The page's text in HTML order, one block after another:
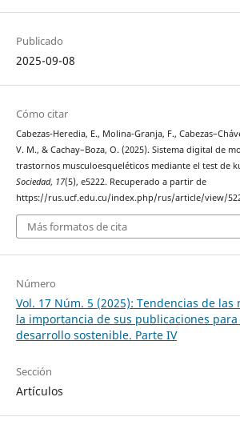
Publicado
2025-09-08
Cómo citar
Cabezas-Heredia, E., Molina-Granja, F.,
V. M., & Cachay–Boza, O. (2025). Sistema digital de
trastornos musculoesqueléticos mediante el test de
Sociedad, 17(5), e5222. Recuperado a partir de
https://rus.ucf.edu.cu/index.php/rus/article/view/
Más formatos de cita
Número
Vol. 17 Núm. 5 (2025): Tendencias de las
la importancia de sus publicaciones
desarrollo sostenible. Parte IV
Sección
Artículos